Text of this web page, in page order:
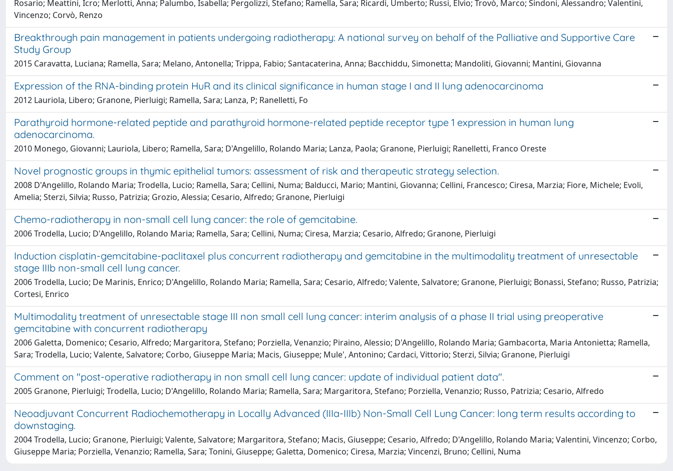
Rosario; Meattini, Icro; Merlotti, Anna; Palumbo, Isabella; Pergolizzi, Stefano; Ramella, Sara; Ricardi, Umberto; Russi, Elvio; Trovò, Marco; Sindoni, Alessandro; Valentini,
Vincenzo; Corvò, Renzo
Breakthrough pain management in patients undergoing radiotherapy: A national survey on behalf of the Palliative and Supportive Care
Study Group
2015 Caravatta, Luciana; Ramella, Sara; Melano, Antonella; Trippa, Fabio; Santacaterina, Anna; Bacchiddu, Simonetta; Mandoliti, Giovanni; Mantini, Giovanna
Expression of the RNA-binding protein HuR and its clinical significance in human stage I and II lung adenocarcinoma
2012 Lauriola, Libero; Granone, Pierluigi; Ramella, Sara; Lanza, P; Ranelletti, Fo
Parathyroid hormone-related peptide and parathyroid hormone-related peptide receptor type 1 expression in human lung
adenocarcinoma.
2010 Monego, Giovanni; Lauriola, Libero; Ramella, Sara; D'Angelillo, Rolando Maria; Lanza, Paola; Granone, Pierluigi; Ranelletti, Franco Oreste
Novel prognostic groups in thymic epithelial tumors: assessment of risk and therapeutic strategy selection.
2008 D'Angelillo, Rolando Maria; Trodella, Lucio; Ramella, Sara; Cellini, Numa; Balducci, Mario; Mantini, Giovanna; Cellini, Francesco; Ciresa, Marzia; Fiore, Michele; Evoli,
Amelia; Sterzi, Silvia; Russo, Patrizia; Grozio, Alessia; Cesario, Alfredo; Granone, Pierluigi
Chemo-radiotherapy in non-small cell lung cancer: the role of gemcitabine.
2006 Trodella, Lucio; D'Angelillo, Rolando Maria; Ramella, Sara; Cellini, Numa; Ciresa, Marzia; Cesario, Alfredo; Granone, Pierluigi
Induction cisplatin-gemcitabine-paclitaxel plus concurrent radiotherapy and gemcitabine in the multimodality treatment of unresectable
stage IIIb non-small cell lung cancer.
2006 Trodella, Lucio; De Marinis, Enrico; D'Angelillo, Rolando Maria; Ramella, Sara; Cesario, Alfredo; Valente, Salvatore; Granone, Pierluigi; Bonassi, Stefano; Russo, Patrizia;
Cortesi, Enrico
Multimodality treatment of unresectable stage III non small cell lung cancer: interim analysis of a phase II trial using preoperative
gemcitabine with concurrent radiotherapy
2006 Galetta, Domenico; Cesario, Alfredo; Margaritora, Stefano; Porziella, Venanzio; Piraino, Alessio; D'Angelillo, Rolando Maria; Gambacorta, Maria Antonietta; Ramella,
Sara; Trodella, Lucio; Valente, Salvatore; Corbo, Giuseppe Maria; Macis, Giuseppe; Mule', Antonino; Cardaci, Vittorio; Sterzi, Silvia; Granone, Pierluigi
Comment on "post-operative radiotherapy in non small cell lung cancer: update of individual patient data".
2005 Granone, Pierluigi; Trodella, Lucio; D'Angelillo, Rolando Maria; Ramella, Sara; Margaritora, Stefano; Porziella, Venanzio; Russo, Patrizia; Cesario, Alfredo
Neoadjuvant Concurrent Radiochemotherapy in Locally Advanced (IIIa-IIIb) Non-Small Cell Lung Cancer: long term results according to
downstaging.
2004 Trodella, Lucio; Granone, Pierluigi; Valente, Salvatore; Margaritora, Stefano; Macis, Giuseppe; Cesario, Alfredo; D'Angelillo, Rolando Maria; Valentini, Vincenzo; Corbo,
Giuseppe Maria; Porziella, Venanzio; Ramella, Sara; Tonini, Giuseppe; Galetta, Domenico; Ciresa, Marzia; Vincenzi, Bruno; Cellini, Numa